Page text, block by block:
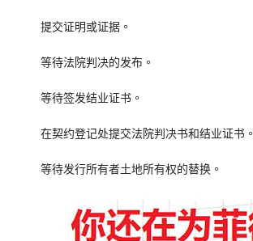
提交证明或证据。
等待法院判决的发布。
等待签发结业证书。
在契约登记处提交法院判决书和结业证书。
等待发行所有者土地所有权的替换。